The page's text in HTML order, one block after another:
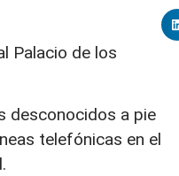
Palacio de los
desconocidos a pie
telefónicas en el